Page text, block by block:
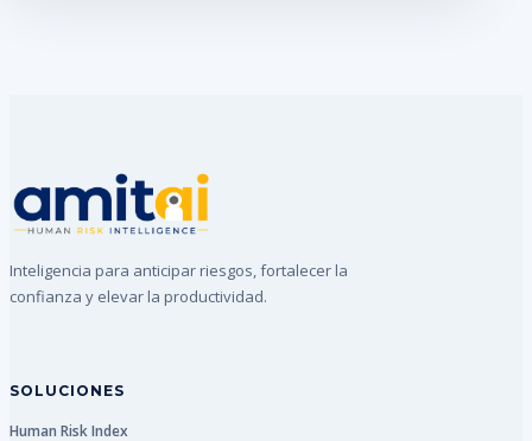
Inteligencia para anticipar riesgos, fortalecer la
confianza y elevar la productividad.
SOLUCIONES
Human Risk Index